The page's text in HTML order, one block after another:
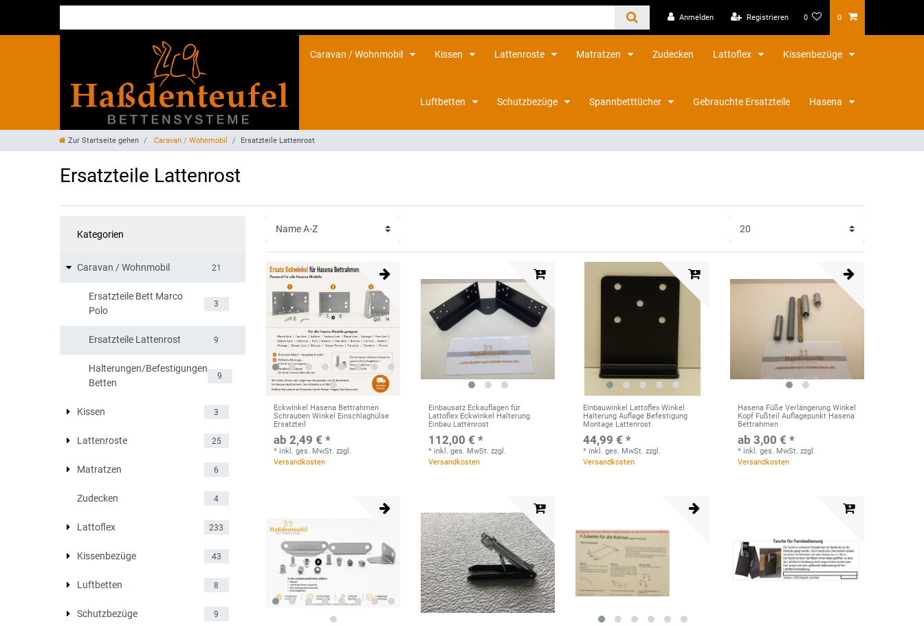
Anmelden Registrieren 0 0
Caravan / Wohnmobil Kissen Lattenroste Matratzen Zudecken Lattoflex Kissenbezüge
Luftbetten Schutzbezüge Spannbetttücher Gebrauchte Ersatzteile Hasena
Zur Startseite gehen Caravan / Wohnmobil Ersatzteile Lattenrost
Ersatzteile Lattenrost
Kategorien
Caravan / Wohnmobil 21
Ersatzteile Bett Marco
Polo
3
Ersatzteile Lattenrost 9
Halterungen/Befestigungen
Betten
9
Kissen 3
Lattenroste 25
Matratzen 6
Zudecken 4
Lattoflex 233
Kissenbezüge 43
Luftbetten 8
Schutzbezüge 9
Eckwinkel Hasena Bettrahmen
Schrauben Winkel Einschlaghülse
Ersatzteil
ab 2,49 € *
* inkl. ges. MwSt. zzgl.
Versandkosten
Einbausatz Eckauflagen für
Lattoflex Eckwinkel Halterung
Einbau Lattenrost
112,00 € *
* inkl. ges. MwSt. zzgl.
Versandkosten
Einbauwinkel Lattoflex Winkel
Halterung Auflage Befestigung
Montage Lattenrost
44,99 € *
* inkl. ges. MwSt. zzgl.
Versandkosten
Hasena Füße Verlängerung Winkel
Kopf Fußteil Auflagepunkt Hasena
Bettrahmen
ab 3,00 € *
* inkl. ges. MwSt. zzgl.
Versandkosten